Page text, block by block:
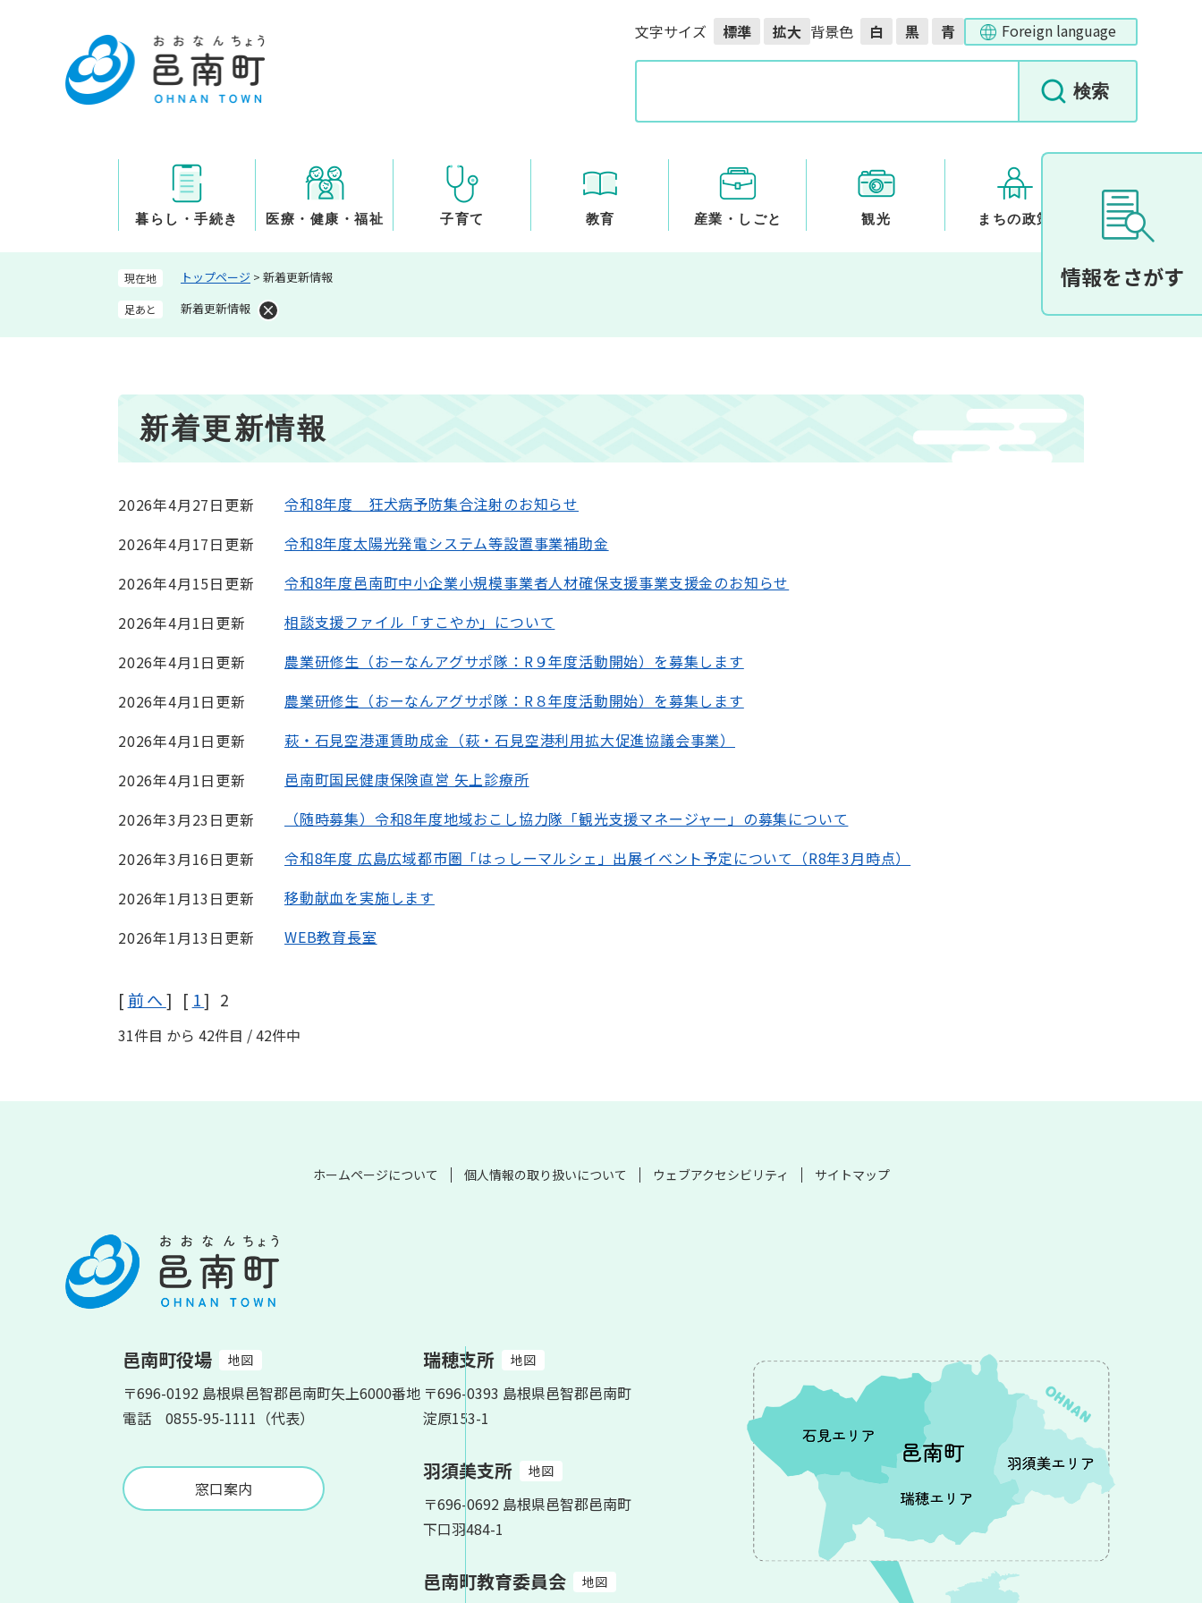
文字サイズ 標準 拡大 背景色 白 黒 青
Foreign language
情報をさがす
暮らし・手続き 医療・健康・福祉 子育て 教育 産業・しごと 観光 まちの政策
現在地 トップページ > 新着更新情報
足あと 新着更新情報
新着更新情報
2026年4月27日更新
令和8年度 狂犬病予防集合注射のお知らせ
2026年4月17日更新
令和8年度太陽光発電システム等設置事業補助金
2026年4月15日更新
令和8年度邑南町中小企業小規模事業者人材確保支援事業支援金のお知らせ
2026年4月1日更新
相談支援ファイル「すこやか」について
2026年4月1日更新
農業研修生（おーなんアグサポ隊：R９年度活動開始）を募集します
2026年4月1日更新
農業研修生（おーなんアグサポ隊：R８年度活動開始）を募集します
2026年4月1日更新
萩・石見空港運賃助成金（萩・石見空港利用拡大促進協議会事業）
2026年4月1日更新
邑南町国民健康保険直営 矢上診療所
2026年3月23日更新
（随時募集）令和8年度地域おこし協力隊「観光支援マネージャー」の募集について
2026年3月16日更新
令和8年度 広島広域都市圏「はっしーマルシェ」出展イベント予定について（R8年3月時点）
2026年1月13日更新
移動献血を実施します
2026年1月13日更新
WEB教育長室
[ 前へ] [ 1] 2
31件目 から 42件目 / 42件中
ホームページについて 個人情報の取り扱いについて ウェブアクセシビリティ サイトマップ
邑南町役場 地図
〒696-0192 島根県邑智郡邑南町矢上6000番地
電話 0855-95-1111（代表）
窓口案内
瑞穂支所 地図
〒696-0393 島根県邑智郡邑南町
淀原153-1
羽須美支所 地図
〒696-0692 島根県邑智郡邑南町
下口羽484-1
邑南町教育委員会 地図